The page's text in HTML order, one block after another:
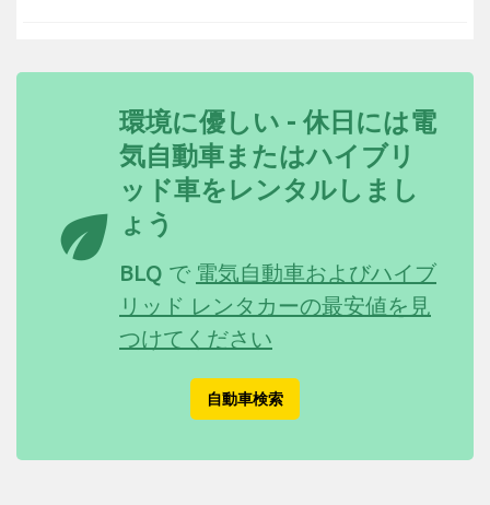
eco
環境に優しい - 休日には電
気自動車またはハイブリ
ッド車をレンタルしまし
ょう
BLQ で 電気自動車およびハイブ
リッド レンタカーの最安値を見
つけてください
自動車検索